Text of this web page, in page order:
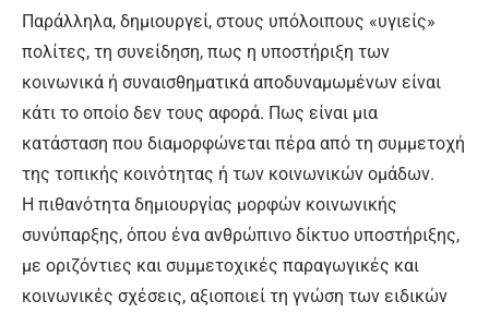
Παράλληλα, δημιουργεί, στους υπόλοιπους «υγιείς»
πολίτες, τη συνείδηση, πως η υποστήριξη των
κοινωνικά ή συναισθηματικά αποδυναμωμένων είναι
κάτι το οποίο δεν τους αφορά. Πως είναι μια
κατάσταση που διαμορφώνεται πέρα από τη συμμετοχή
της τοπικής κοινότητας ή των κοινωνικών ομάδων.
Η πιθανότητα δημιουργίας μορφών κοινωνικής
συνύπαρξης, όπου ένα ανθρώπινο δίκτυο υποστήριξης,
με οριζόντιες και συμμετοχικές παραγωγικές και
κοινωνικές σχέσεις, αξιοποιεί τη γνώση των ειδικών